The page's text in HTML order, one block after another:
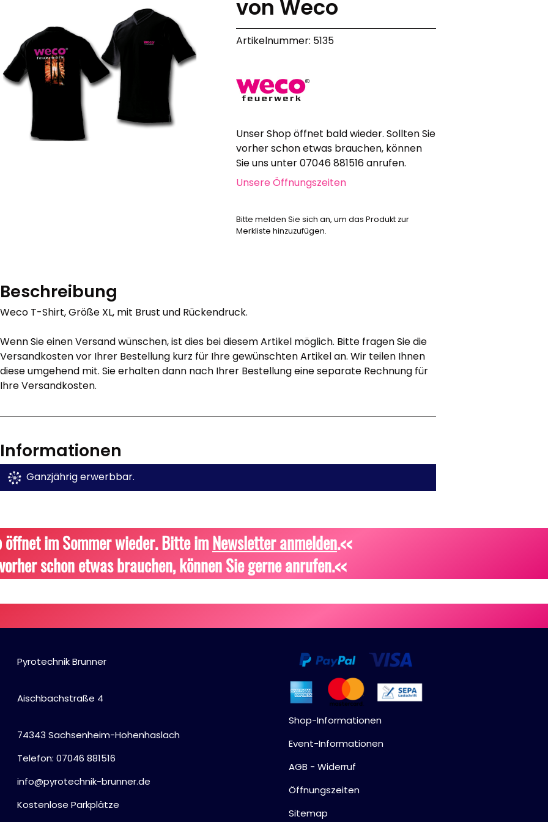
Hochzeit, Geburtstag, Party
Alle anzeigen
Feuerschriften
Indoor-Fontänen
Herz- und Konfetti-Shooter
Wunderkerzen, Fackeln
Tischfeuerwerk
Silvestergießen
Alle anzeigen
Sonstiges
von Weco
Artikelnummer: 5135
Unser Shop öffnet bald wieder. Sollten Sie
vorher schon etwas brauchen, können
Sie uns unter 07046 881516 anrufen.
Unsere Öffnungszeiten
Bitte melden Sie sich an, um das Produkt zur
Merkliste hinzuzufügen.
Beschreibung
Weco T-Shirt, Größe XL, mit Brust und Rückendruck.
Wenn Sie einen Versand wünschen, ist dies bei diesem Artikel möglich. Bitte fragen Sie die
Versandkosten vor Ihrer Bestellung kurz für Ihre gewünschten Artikel an. Wir teilen Ihnen
diese umgehend mit. Sie erhalten dann nach Ihrer Bestellung eine separate Rechnung für
Ihre Versandkosten.
Informationen
Ganzjährig erwerbbar.
öffnet im Sommer wieder. Bitte imNewsletter anmelden.<<
schon etwas brauchen, können Sie gerne anrufen.<<
Pyrotechnik Brunner
Aischbachstraße 4
74343 Sachsenheim-Hohenhaslach
Telefon: 07046 881516
info@pyrotechnik-brunner.de
Kostenlose Parkplätze
Shop-Informationen
Event-Informationen
AGB - Widerruf
Öffnungszeiten
Sitemap